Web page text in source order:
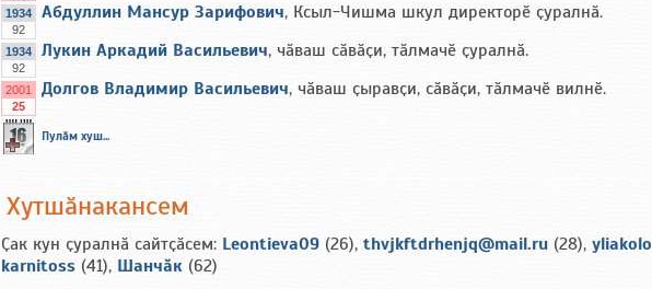
1934
92
Абдуллин Мансур Зарифович, Ксыл-Чишма шкул директорӗ ҫуралнӑ.
1934
92
Лукин Аркадий Васильевич, чӑваш сӑвӑҫи, тӑлмачӗ ҫуралнӑ.
2001
25
Долгов Владимир Васильевич, чӑваш ҫыравҫи, сӑвӑҫи, тӑлмачӗ вилнӗ.
Пулӑм хуш...
Хутшӑнакансем
Ҫак кун ҫуралнӑ сайтҫӑсем: Leontieva09 (26), thvjkftdrhenjq@mail.ru (28), yliakolo
karnitoss (41), Шанчăк (62)